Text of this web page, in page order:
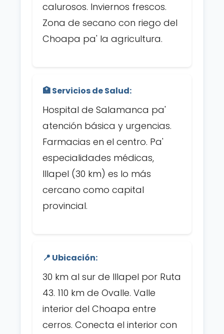
calurosos. Inviernos frescos.
Zona de secano con riego del
Choapa pa' la agricultura.
🏥 Servicios de Salud:
Hospital de Salamanca pa'
atención básica y urgencias.
Farmacias en el centro. Pa'
especialidades médicas,
Illapel (30 km) es lo más
cercano como capital
provincial.
📍 Ubicación:
30 km al sur de Illapel por Ruta
43. 110 km de Ovalle. Valle
interior del Choapa entre
cerros. Conecta el interior con